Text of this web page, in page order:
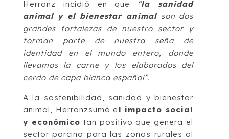
Herranz incidió en que “la sanidad
animal y el bienestar animal son dos
grandes fortalezas de nuestro sector y
forman parte de nuestra seña de
identidad en el mundo entero, donde
llevamos la carne y los elaborados del
cerdo de capa blanca español”.
A la sostenibilidad, sanidad y bienestar
animal, Herranzsumó e l impacto social
y económico tan positivo que genera el
sector porcino para las zonas rurales al